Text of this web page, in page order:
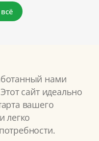
нами
сайт идеально
вашего
легко